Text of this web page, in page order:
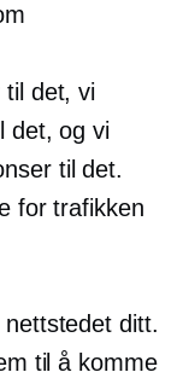
til det, vi
det, og vi
til det.
for trafikken
ditt.
til å komme